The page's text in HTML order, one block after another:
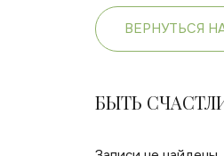
ВЕРНУТЬСЯ
БЫТЬ